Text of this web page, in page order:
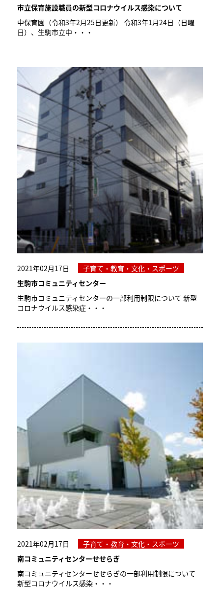
市立保育施設職員の新型コロナウイルス感染について
中保育園（令和3年2月25日更新） 令和3年1月24日（日曜
日）、生駒市立中・・・
2021年02月17日
子育て・教育・文化・スポーツ
生駒市コミュニティセンター
生駒市コミュニティセンターの一部利用制限について 新型
コロナウイルス感染症・・・
2021年02月17日
子育て・教育・文化・スポーツ
南コミュニティセンターせせらぎ
南コミュニティセンターせせらぎの一部利用制限について
新型コロナウイルス感染・・・